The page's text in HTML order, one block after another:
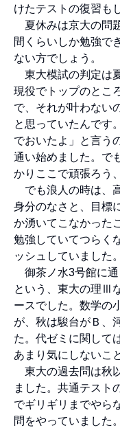
けたテストの復習も
夏休みは京大の問
間くらいしか勉強で
ない方でしょう。
東大模試の判定は
現役でトップのとこ
で、それが叶わない
と思っていたんです
でおいたよ」と言う
通い始めました。で
かりここで頑張ろう
でも浪人の時は、
身分のなさと、目標
か湧いてこなかった
勉強していてつらく
ッシュしていました。
御茶ノ水3号館に
という、東大の理Ⅲ
ースでした。数学の
が、秋は駿台がＢ、
た。代ゼミに関して
あまり気にしないこ
東大の過去問は秋
ました。共通テスト
でギリギリまでやら
問をやっていました。